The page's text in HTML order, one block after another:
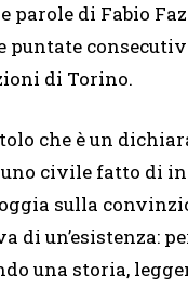
di Fabio
di Torino.
che è un
civile fatto di
sulla
di un’esistenza:
una storia,